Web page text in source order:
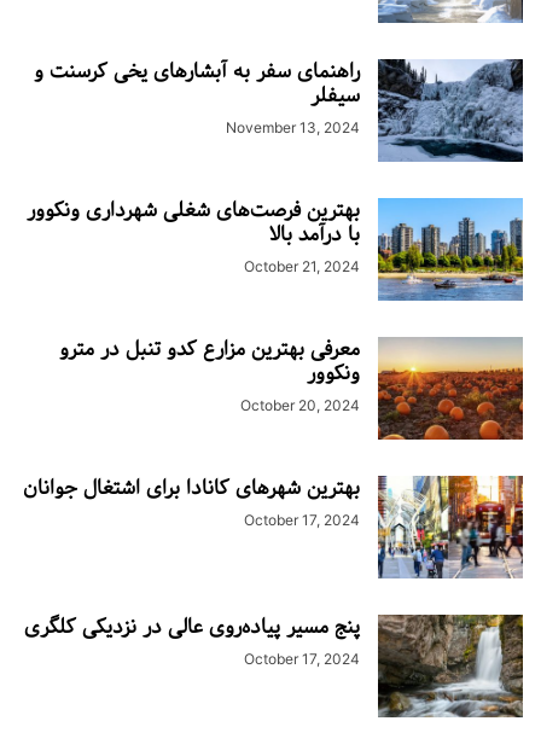
راهنمای سفر به آبشارهای یخی کرسنت و
سیفلر
November 13, 2024
بهترین فرصت‌های شغلی شهرداری ونکوور
با درآمد بالا
October 21, 2024
معرفی بهترین مزارع کدو تنبل در مترو
ونکوور
October 20, 2024
بهترین شهرهای کانادا برای اشتغال جوانان
October 17, 2024
پنج مسیر پیاده‌روی عالی در نزدیکی کلگری
October 17, 2024